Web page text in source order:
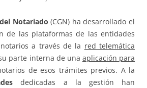
Notariado (CGN) ha desarrollado el
de las plataformas de las entidades
a través de la red telemática
parte interna de una aplicación para
de esos trámites previos. A la
dedicadas a la gestión han